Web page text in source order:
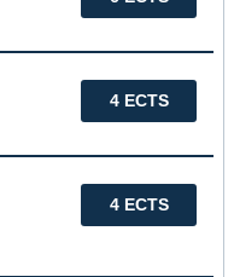
4 ECTS
4 ECTS